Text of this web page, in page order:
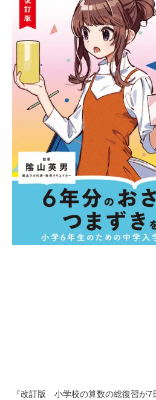
『改訂版 小学校の算数の総復習が7